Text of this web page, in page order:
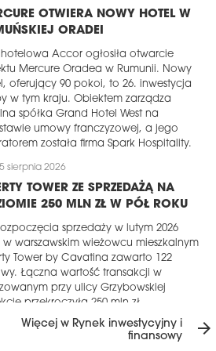
OTWIERA NOWY HOTEL W
ORADEI
hotelowa Accor ogłosiła otwarcie
Mercure Oradea w Rumunii. Nowy
oferujący 90 pokoi, to 26. inwestycja
w tym kraju. Obiektem zarządza
spółka Grand Hotel West na
umowy franczyzowej, a jego
została firma Spark Hospitality.
sierpnia 2026
TOWER ZE SPRZEDAŻĄ NA
250 MLN ZŁ W PÓŁ ROKU
sprzedaży w lutym 2026
w warszawskim wieżowcu mieszkalnym
Tower by Cavatina zawarto 122
Łączna wartość transakcji w
przy ulicy Grzybowskiej
przekroczyła 250 mln zł.
sierpnia 2026
Więcej w Rynek inwestycyjny i
finansowy
arrow_forward